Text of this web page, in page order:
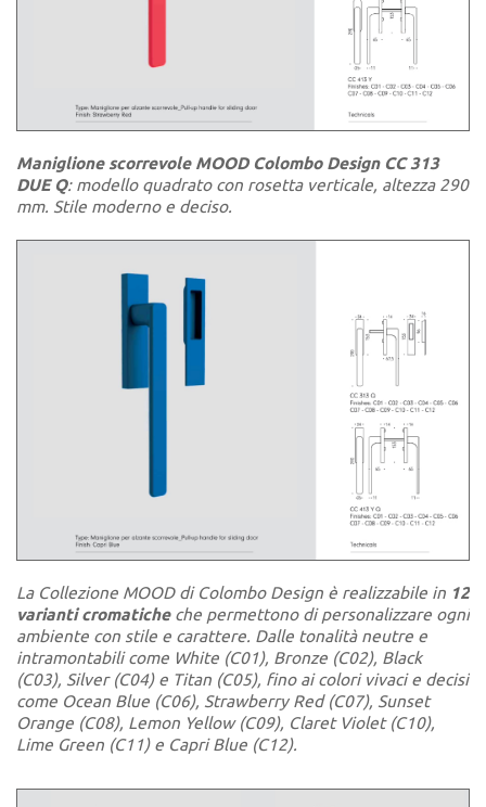
Maniglione scorrevole MOOD Colombo Design CC 313
DUE Q: modello quadrato con rosetta verticale, altezza 290
mm. Stile moderno e deciso.
La Collezione MOOD di Colombo Design è realizzabile in 12
varianti cromaticheche permettono di personalizzare ogni
ambiente con stile e carattere. Dalle tonalità neutre e
intramontabili come White (C01), Bronze (C02), Black
(C03), Silver (C04) e Titan (C05), fino ai colori vivaci e decisi
come Ocean Blue (C06), Strawberry Red (C07), Sunset
Orange (C08), Lemon Yellow (C09), Claret Violet (C10),
Lime Green (C11) e Capri Blue (C12).